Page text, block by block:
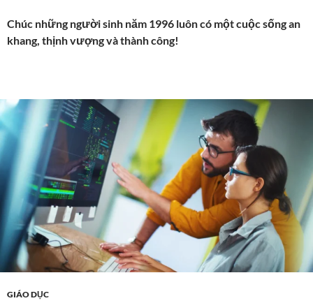
Chúc những người sinh năm 1996 luôn có một cuộc sống an
khang, thịnh vượng và thành công!
GIÁO DỤC